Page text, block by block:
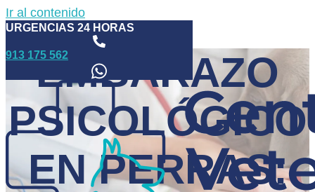
Ir al contenido
URGENCIAS 24 HORAS
913 175 562EMBARAZO
PSICOLÓGICO
EN PERRAS: